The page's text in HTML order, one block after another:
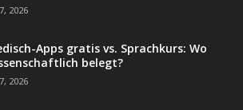
2026
Apps gratis vs. Sprachkurs: Wo
belegt?
2026